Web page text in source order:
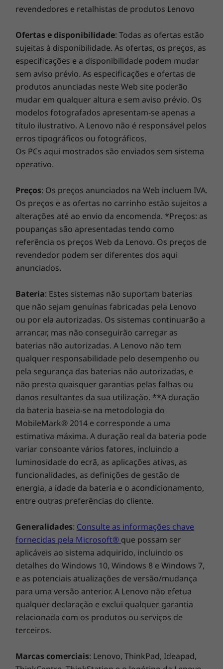
100% portátil, 100% prático
(4.ª geração) pode acompanhá-lo para todo o
lado. Conta ainda com uma cobertura superior
em alumínio de grande durabilidade. Além
disso, graças aos microfones duplos e à
tecnologia de cancelamento de ruído
ambiental, todas as reuniões virtuais são
melhoradas.
Pronto para a sala de reuniões ou para a
praia
Escolha entre vários ecrãs de 15,6" (39,62 cm),
incluindo um ecrã tátil Full HD (1920x1080)
luminosidade e uma enorme gama cromática.
Também está disponível a placa gráfica
discreta NVIDIA GeForce ®MX 550 opcional
que estará à altura das suas necessidades
profissionais e de lazer. Além de uma série de
portas, poderá desfrutar de uma incrível
nitidez de áudio graças às colunas Harman®
com tecnologia Dolby Audio™.
digitais integrado no botão para ligar/desligar)
Discrete trusted platform module (dTPM) 2.0
Obturador de privacidade na câmara Web
Áudio
2 colunas Harman ®
de 2 W
Dolby Audio™
2 microfones de matriz dupla com cancelamento de
ruído
Peso
A partir de 1,78 kg
A partir de 18,9 mm x 365 mm x 240 mm
Teclado
Tamanho integral, retroiluminado
Teclas de atalho VoIP*
*Necessita de uma conta do Skype para Empresas, não pré-instalada
Portas/ranhuras
USB A 3.2 Gen 1 (sempre ligada)
Thunderbolt 4/USB4™ 40 Gbps/USB-C 3.2 Gen 2
(suporta transferência de dados, Power Delivery 3.0 e
DisplayPort™ 1.4)
HDMI 2.0
Ethernet (RJ45)
Combinação de auscultadores/microfone
As velocidades de transferência da porta USB são aproximadas e dependem de vários
fatores, como a capacidade de processamento do anfitrião/dispositivos periféricos, os
atributos dos ficheiros, a configuração do sistema e os ambientes operativos; as
velocidades reais poderão variar e poderão ser inferiores às esperadas.
Certificações ambientais
EPEAT®Gold
ENERGY STAR® 8.0
TCO 9.0
RoHS
Certificação Eyesafe®de luz azul de baixa intensidade
Conteúdo da embalagem
ThinkPad E15 Gen 4 (15" Intel)
Transformador CA Type-C de 65 W
Manual de início rápido
As especificações podem variar consoante a região/modelo.
um único investimento inicial, que assegura um
80%. Os nossos especialistas em tecnologia, equipados
com os diagnósticos de vanguarda da Lenovo, detetam
danos ocultos para oferecer uma garantia total!
Smart Performance
O Lenovo Smart Performance irá melhorar a sua
experiência informática! Injete mais potência no seu
computador para obter um funcionamento fluido e
arranques incrivelmente rápidos. Desfrute de uma
experiência de Internet mais rápida e fiável com
conectividade melhorada. Proteja o seu investimento
adware, o malware e outras ameaças. Liberte o
potencial de uma viagem virtual emocionante!
revendedores e retalhistas de produtos Lenovo
Ofertas e disponibilidade: Todas as ofertas estão
sujeitas à disponibilidade. As ofertas, os preços, as
especificações e a disponibilidade podem mudar
sem aviso prévio. As especificações e ofertas de
produtos anunciadas neste Web site poderão
mudar em qualquer altura e sem aviso prévio. Os
modelos fotografados apresentam-se apenas a
título ilustrativo. A Lenovo não é responsável pelos
erros tipográficos ou fotográficos.
Os PCs aqui mostrados são enviados sem sistema
operativo.
Preços: Os preços anunciados na Web incluem IVA.
Os preços e as ofertas no carrinho estão sujeitos a
alterações até ao envio da encomenda. *Preços: as
poupanças são apresentadas tendo como
referência os preços Web da Lenovo. Os preços de
revendedor podem ser diferentes dos aqui
anunciados.
Bateria: Estes sistemas não suportam baterias
que não sejam genuínas fabricadas pela Lenovo
ou por ela autorizadas. Os sistemas continuarão a
arrancar, mas não conseguirão carregar as
baterias não autorizadas. A Lenovo não tem
qualquer responsabilidade pelo desempenho ou
pela segurança das baterias não autorizadas, e
não presta quaisquer garantias pelas falhas ou
danos resultantes da sua utilização. **A duração
da bateria baseia-se na metodologia do
MobileMark® 2014 e corresponde a uma
estimativa máxima. A duração real da bateria pode
variar consoante vários fatores, incluindo a
luminosidade do ecrã, as aplicações ativas, as
funcionalidades, as definições de gestão de
energia, a idade da bateria e o acondicionamento,
entre outras preferências do cliente.
Generalidades: Consulte as informações chave
fornecidas pela Microsoft® que possam ser
aplicáveis ao sistema adquirido, incluindo os
detalhes do Windows 10, Windows 8 e Windows 7,
e as potenciais atualizações de versão/mudança
para uma versão anterior. A Lenovo não efetua
qualquer declaração e exclui qualquer garantia
relacionada com os produtos ou serviços de
terceiros.
Marcas comerciais: Lenovo, ThinkPad, Ideapad,